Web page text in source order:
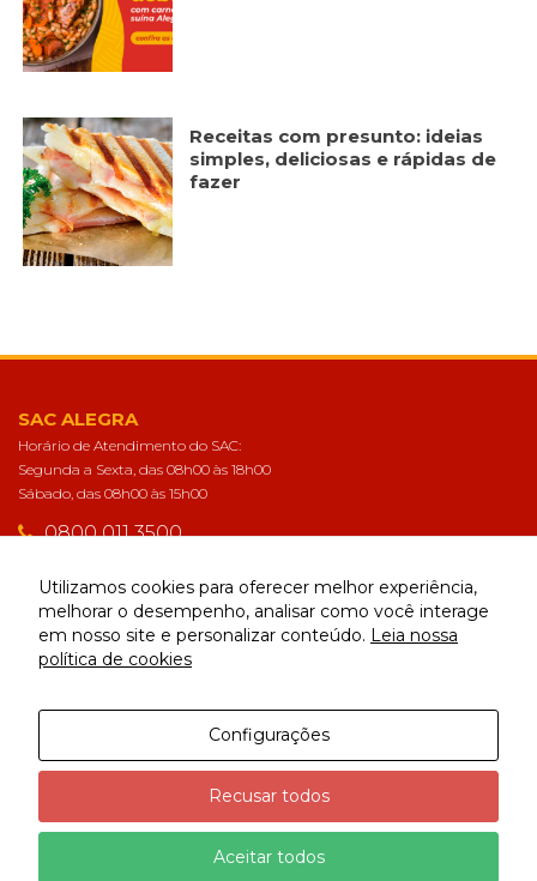
Receitas com presunto: ideias
simples, deliciosas e rápidas de
fazer
SAC ALEGRA
Horário de Atendimento do SAC:
Segunda a Sexta, das 08h00 às 18h00
Sábado, das 08h00 às 15h00
0800 011 3500
sac@alegra.com.br
CONECTE-SE
Utilizamos cookies para oferecer melhor experiência,
melhorar o desempenho, analisar como você interage
em nosso site e personalizar conteúdo. Leia nossa
política de cookies
Configurações
Recusar todos
Aceitar todos